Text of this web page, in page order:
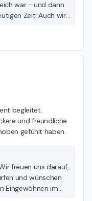
war - und dann
Zeit! Auch wir
begleitet.
und freundliche
gefühlt haben.
freuen uns darauf,
und wünschen
Eingewöhnen im